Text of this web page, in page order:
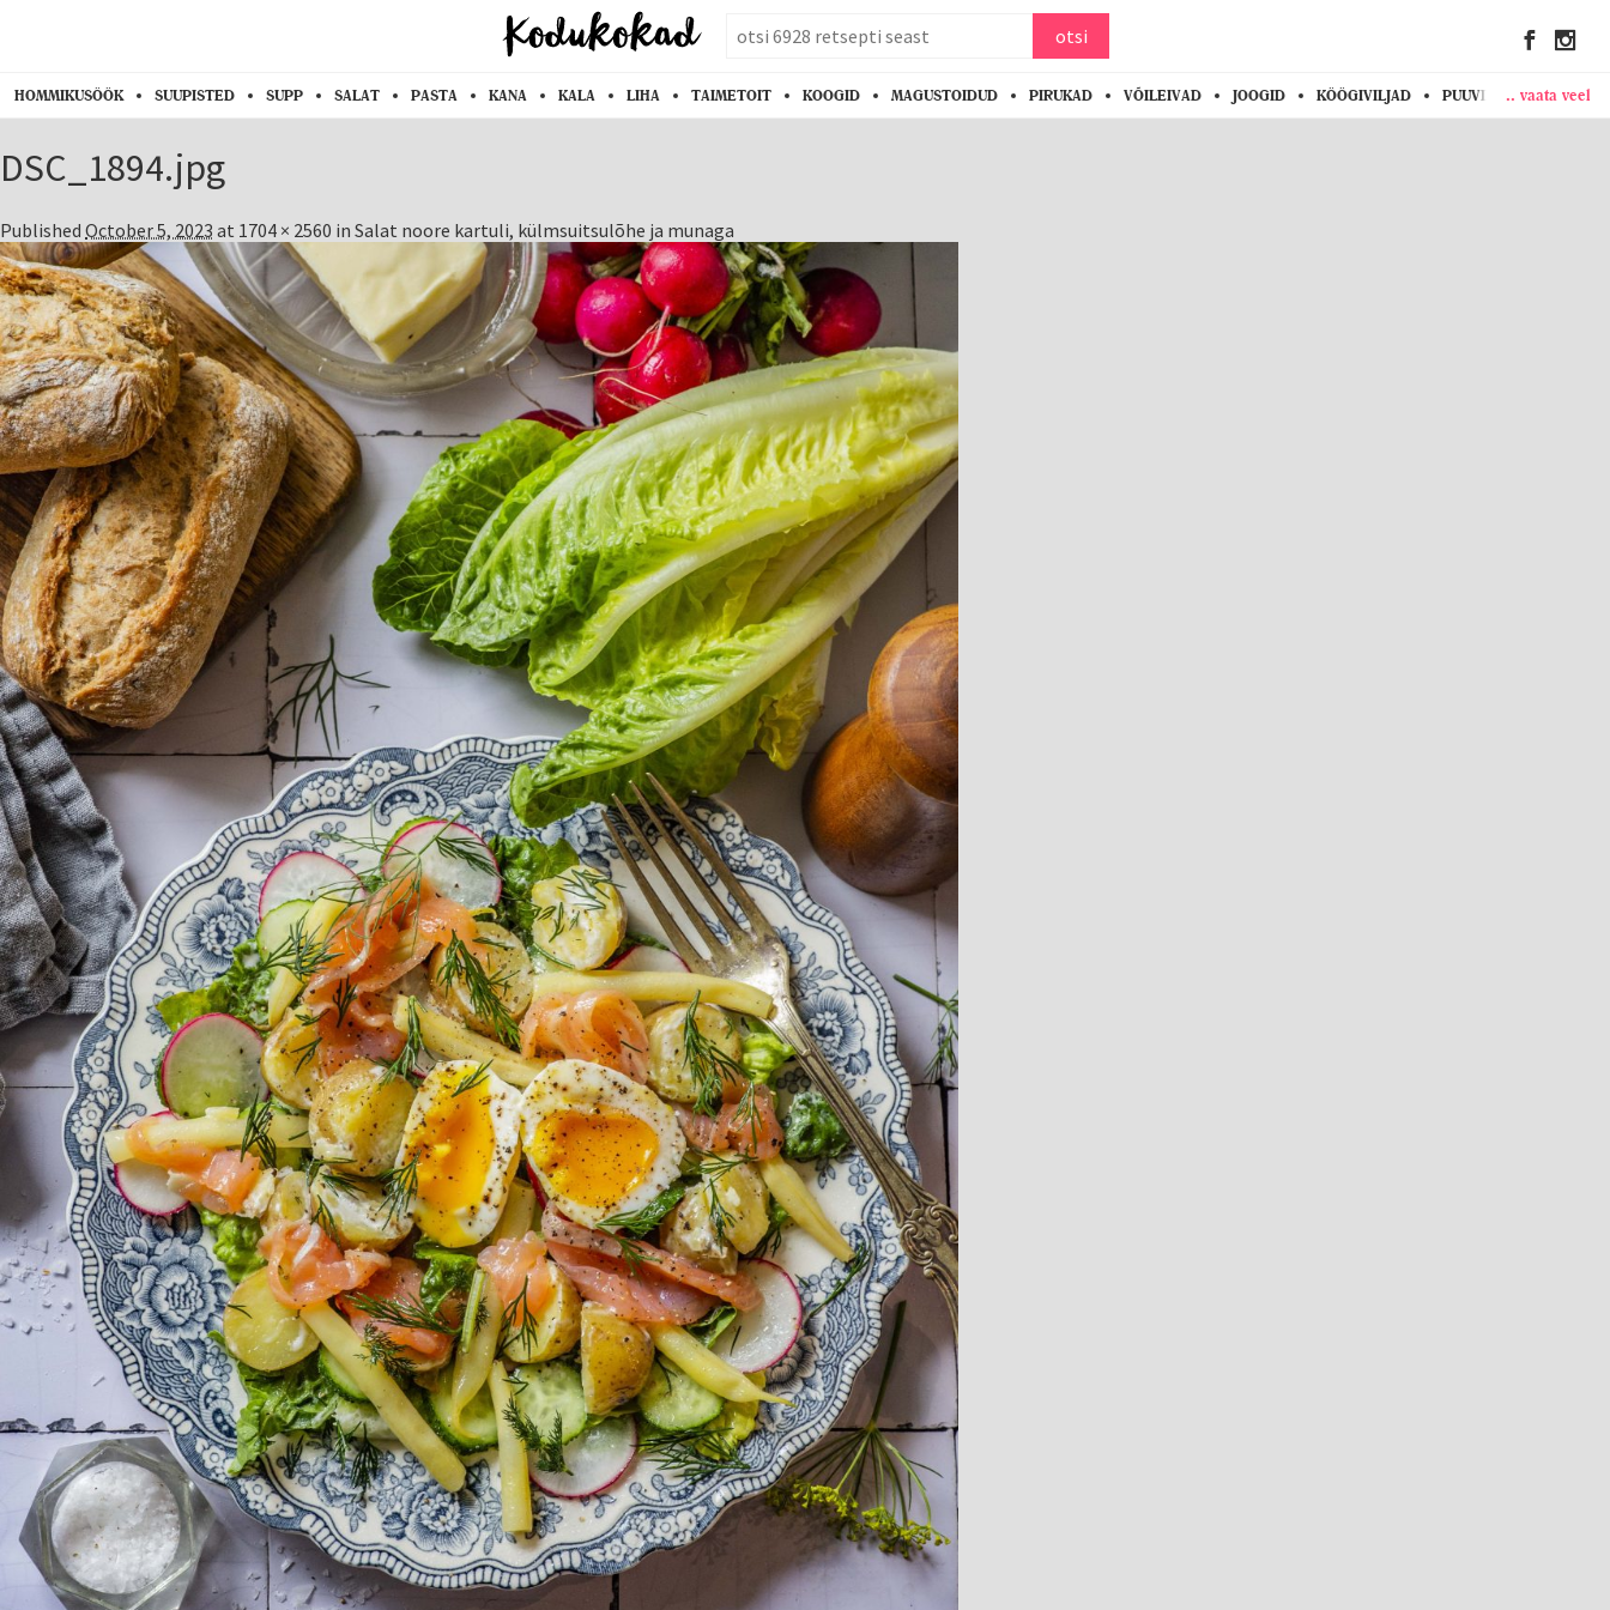
otsi
HOMMIKUSÖÖK SUUPISTED SUPP SALAT PASTA KANA KALA LIHA TAIMETOIT KOOGID MAGUSTOIDUD PIRUKAD VÕILEIVAD JOOGID KÖÖGIVILJAD PUUVILJAD MARJAD
.. vaata veel
DSC_1894.jpg
Published October 5, 2023 at 1704 × 2560 in Salat noore kartuli, külmsuitsulõhe ja munaga